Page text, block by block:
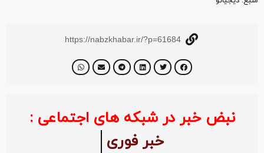
https://nabzkhabar.ir/?p=61684
نبض خبر در شبکه های اجتماعی :
خبر فوری